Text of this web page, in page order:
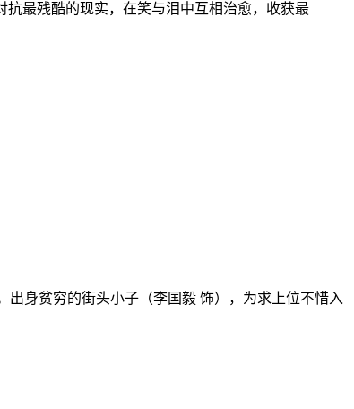
最残酷的现实，在笑与泪中互相治愈，收获最
身贫穷的街头小子（李国毅 饰），为求上位不惜入